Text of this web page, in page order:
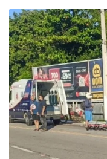
Copyright
2024
Desenvolvido
por
Hesea
Tecnologia
Sistemas